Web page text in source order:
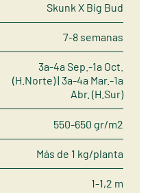
Skunk X Big Bud
7-8 semanas
3a-4a Sep.-1a Oct.
(H.Norte) | 3a-4a Mar.-1a
Abr. (H.Sur)
550-650 gr/m2
Más de 1 kg/planta
1-1,2 m